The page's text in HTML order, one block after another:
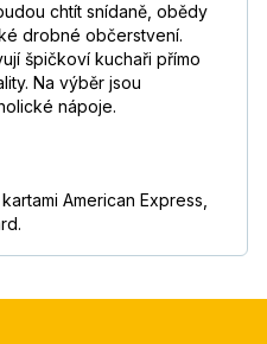
chtít snídaně, obědy
drobné občerstvení.
špičkoví kuchaři přímo
Na výběr jsou
nápoje.
American Express,